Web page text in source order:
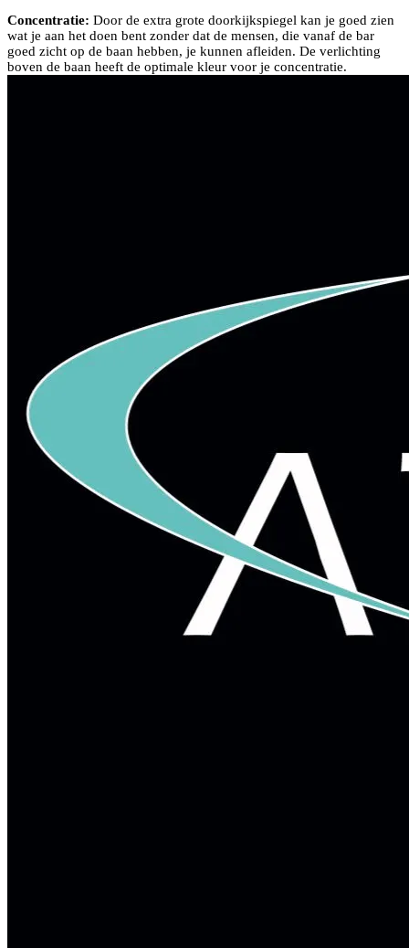
Concentratie: Door de extra grote doorkijkspiegel kan je goed zien
wat je aan het doen bent zonder dat de mensen, die vanaf de bar
goed zicht op de baan hebben, je kunnen afleiden. De verlichting
boven de baan heeft de optimale kleur voor je concentratie.